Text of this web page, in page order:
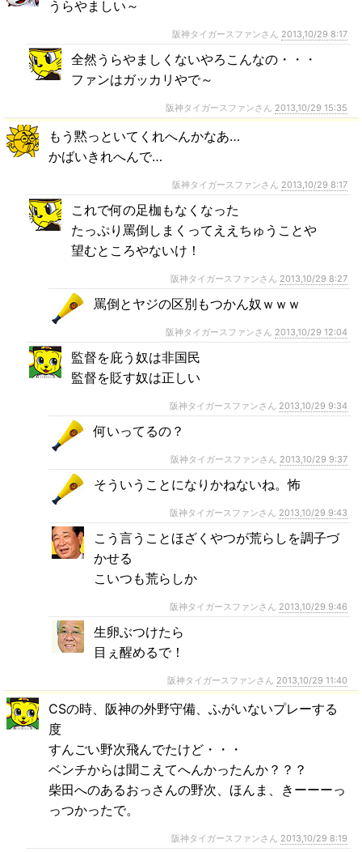
うらやましい～
阪神タイガースファンさん 2013,10/29 8:17
全然うらやましくないやろこんなの・・・
ファンはガッカリやで～
阪神タイガースファンさん 2013,10/29 15:35
もう黙っといてくれへんかなあ…
かばいきれへんで…
阪神タイガースファンさん 2013,10/29 8:17
これで何の足枷もなくなった
たっぷり罵倒しまくってええちゅうことや
望むところやないけ！
阪神タイガースファンさん 2013,10/29 8:27
罵倒とヤジの区別もつかん奴ｗｗｗ
阪神タイガースファンさん 2013,10/29 12:04
監督を庇う奴は非国民
監督を貶す奴は正しい
阪神タイガースファンさん 2013,10/29 9:34
何いってるの？
阪神タイガースファンさん 2013,10/29 9:37
そういうことになりかねないね。怖
阪神タイガースファンさん 2013,10/29 9:43
こう言うことほざくやつが荒らしを調子づ
かせる
こいつも荒らしか
阪神タイガースファンさん 2013,10/29 9:46
生卵ぶつけたら
目ぇ醒めるで！
阪神タイガースファンさん 2013,10/29 11:40
CSの時、阪神の外野守備、ふがいないプレーする
度
すんごい野次飛んでたけど・・・
ベンチからは聞こえてへんかったんか？？？
柴田へのあるおっさんの野次、ほんま、きーーーっ
っつかったで。
阪神タイガースファンさん 2013,10/29 8:19